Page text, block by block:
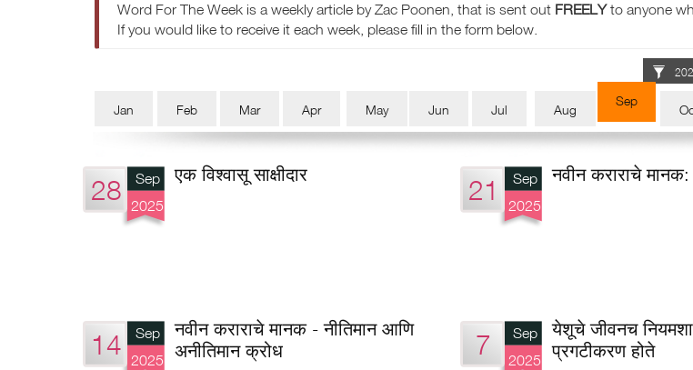
Word For The Week is a weekly article by Zac Poonen, that is sent out FREELYto anyone
If you would like to receive it each week, please fill in the form below.
Jan Feb Mar Apr May Jun Jul Aug
Sep
28
Sep
2025
एक विश्वासू साक्षीदार
21
Sep
2025
नवीन कराराचे मानक:
14
Sep
2025
नवीन कराराचे मानक - नीतिमान आणि
अनीतिमान क्रोध
7
Sep
2025
येशूचे जीवनच
प्रगटीकरण होते